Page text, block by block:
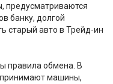
предусматриваются
банку, долгой
старый авто в Трейд-ин
правила обмена. В
принимают машины,